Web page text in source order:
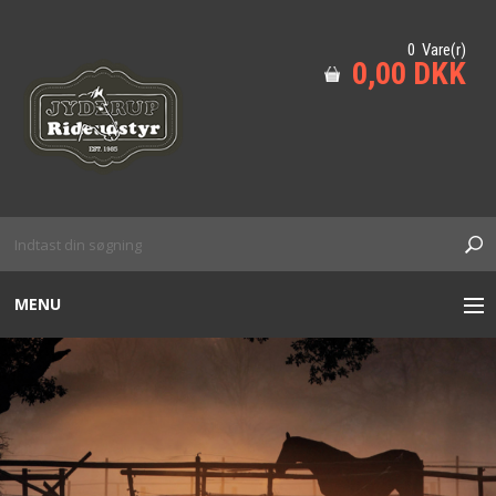
0 Vare(r)
0,00 DKK
MENU
TIL HESTEN
HUND
KÆPHEST M.M
SIKKERHED